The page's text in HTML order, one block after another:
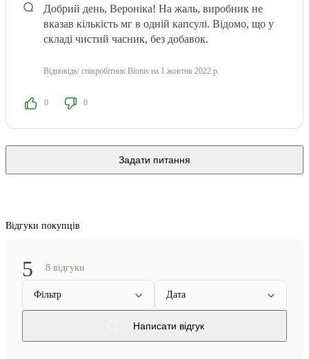
Добрий день, Вероніка! На жаль, виробник не
вказав кількість мг в одній капсулі. Відомо, що у
складі чистий часник, без добавок.
Відповідь: співробітник Biotus на 1 жовтня 2022 р.
0 0
Задати питання
Відгуки покупців
5 8 відгуки
Фільтр Дата
Написати відгук